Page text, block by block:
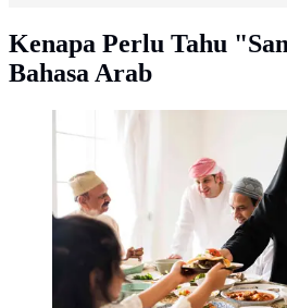
Kenapa Perlu Tahu
Bahasa Arab
Ilustrasi Perempuan Berbagi